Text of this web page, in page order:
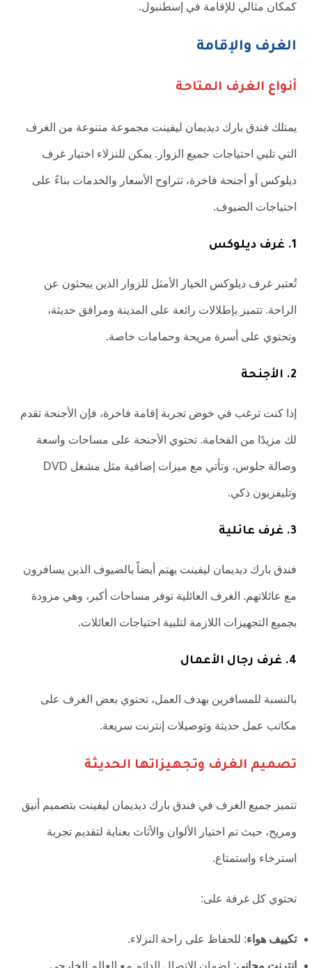
كمكان مثالي للإقامة في إسطنبول.
الغرف والإقامة
أنواع الغرف المتاحة
يمتلك فندق بارك ديديمان ليفينت مجموعة متنوعة من الغرف
التي تلبي احتياجات جميع الزوار. يمكن للنزلاء اختيار غرف
ديلوكس أو أجنحة فاخرة، تتراوح الأسعار والخدمات بناءً على
احتياجات الضيوف.
1. غرف ديلوكس
تُعتبر غرف ديلوكس الخيار الأمثل للزوار الذين يبحثون عن
الراحة. تتميز بإطلالات رائعة على المدينة ومرافق حديثة،
وتحتوي على أسرة مريحة وحمامات خاصة.
2. الأجنحة
إذا كنت ترغب في خوض تجربة إقامة فاخرة، فإن الأجنحة تقدم
لك مزيدًا من الفخامة. تحتوي الأجنحة على مساحات واسعة
وصالة جلوس، وتأتي مع ميزات إضافية مثل مشغل DVD
وتليفزيون ذكي.
3. غرف عائلية
فندق بارك ديديمان ليفينت يهتم أيضاً بالضيوف الذين يسافرون
مع عائلاتهم. الغرف العائلية توفر مساحات أكبر، وهي مزودة
بجميع التجهيزات اللازمة لتلبية احتياجات العائلات.
4. غرف رجال الأعمال
بالنسبة للمسافرين بهدف العمل، تحتوي بعض الغرف على
مكاتب عمل حديثة وتوصيلات إنترنت سريعة.
تصميم الغرف وتجهيزاتها الحديثة
تتميز جميع الغرف في فندق بارك ديديمان ليفينت بتصميم أنيق
ومريح، حيث تم اختيار الألوان والأثاث بعناية لتقديم تجربة
استرخاء واستمتاع.
تحتوي كل غرفة على:
تكييف هواء: للحفاظ على راحة النزلاء.